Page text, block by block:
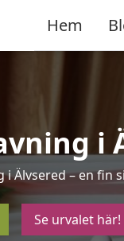
Hem
i
Älvsered – en fin
Se urvalet här!